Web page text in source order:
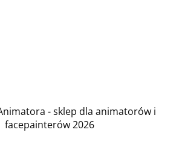
- sklep dla animatorów i
facepainterów 2026